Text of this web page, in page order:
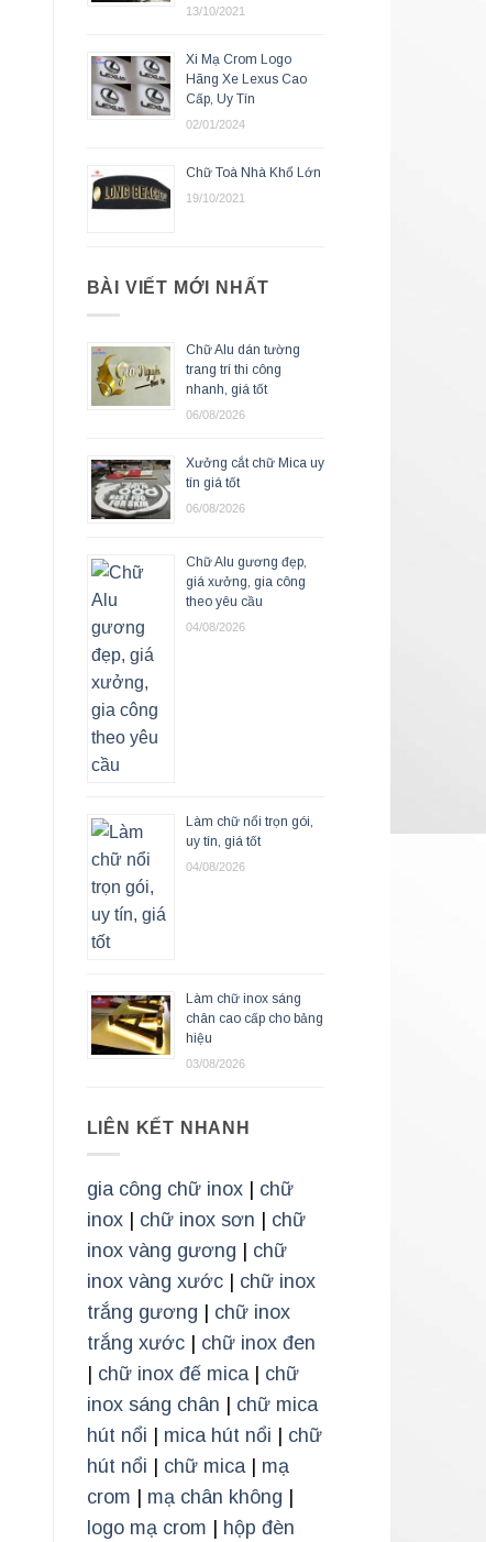
13/10/2021
Xi Mạ Crom Logo
Hãng Xe Lexus Cao
Cấp, Uy Tín
02/01/2024
Chữ Toà Nhà Khổ Lớn
19/10/2021
BÀI VIẾT MỚI NHẤT
Chữ Alu dán tường
trang trí thi công
nhanh, giá tốt
06/08/2026
Xưởng cắt chữ Mica uy
tín giá tốt
06/08/2026
Chữ Alu gương đẹp,
giá xưởng, gia công
theo yêu cầu
04/08/2026
Làm chữ nổi trọn gói,
uy tín, giá tốt
04/08/2026
Làm chữ inox sáng
chân cao cấp cho bảng
hiệu
03/08/2026
LIÊN KẾT NHANH
gia công chữ inox| chữ
inox| chữ inox sơn
chữ
inox vàng gương
chữ
inox vàng xước| chữ inox
trắng gương
chữ inox
trắng xước| chữ inox đen
chữ inox đế mica| chữ
inox sáng chân
chữ mica
hút nổi
mica hút nổi
chữ
hút nổi
chữ mica| mạ
crom
mạ chân không
logo mạ crom
hộp đèn